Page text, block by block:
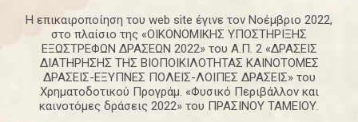
Η επικαιροποίηση του web site έγινε τον Νοέμβριο 2022,
στο πλαίσιο της «ΟΙΚΟΝΟΜΙΚΗΣ ΥΠΟΣΤΗΡΙΞΗΣ
ΕΞΩΣΤΡΕΦΩΝ ΔΡΑΣΕΩΝ 2022» του Α.Π. 2 «ΔΡΑΣΕΙΣ
ΔΙΑΤΗΡΗΣΗΣ ΤΗΣ ΒΙΟΠΟΙΚΙΛΟΤΗΤΑΣ ΚΑΙΝΟΤΟΜΕΣ
ΔΡΑΣΕΙΣ-ΕΞΥΠΝΕΣ ΠΟΛΕΙΣ-ΛΟΙΠΕΣ ΔΡΑΣΕΙΣ» του
Χρηματοδοτικού Προγράμ. «Φυσικό Περιβάλλον και
καινοτόμες δράσεις 2022» του ΠΡΑΣΙΝΟΥ ΤΑΜΕΙΟΥ.